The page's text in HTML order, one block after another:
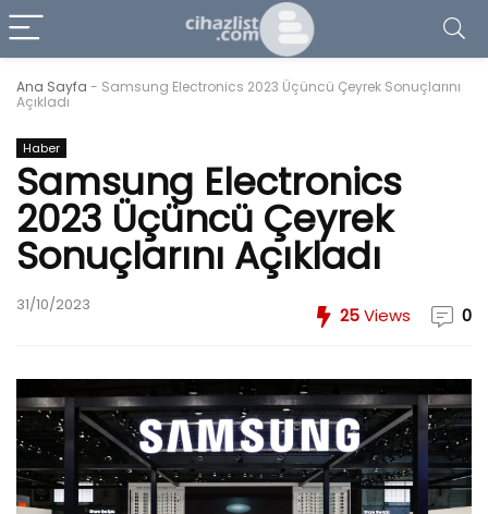
Ana Sayfa - Samsung Electronics 2023 Üçüncü Çeyrek Sonuçlarını
Açıkladı
Haber
Samsung Electronics
2023 Üçüncü Çeyrek
Sonuçlarını Açıkladı
31/10/2023 25Views 0